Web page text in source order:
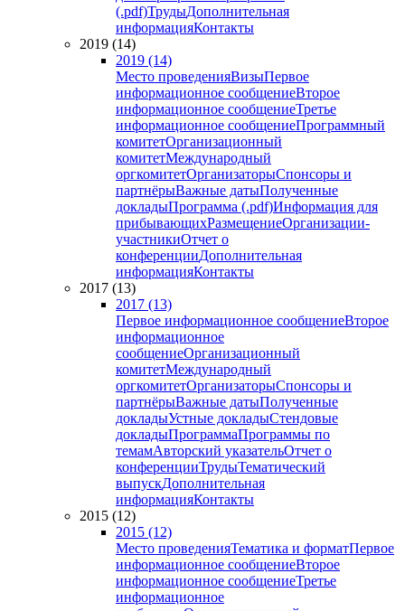
(.pdf)ТрудыДополнительная
информацияКонтакты
2019 (14)
2019 (14)
Место проведенияВизыПервое
информационное сообщениеВторое
информационное сообщениеТретье
информационное сообщениеПрограммный
комитетОрганизационный
комитетМеждународный
оргкомитетОрганизаторыСпонсоры и
партнёрыВажные датыПолученные
докладыПрограмма (.pdf)Информация для
прибывающихРазмещениеОрганизации-
участникиОтчет о
конференцииДополнительная
информацияКонтакты
2017 (13)
2017 (13)
Первое информационное сообщениеВторое
информационное
сообщениеОрганизационный
комитетМеждународный
оргкомитетОрганизаторыСпонсоры и
партнёрыВажные датыПолученные
докладыУстные докладыСтендовые
докладыПрограммаПрограммы по
темамАвторский указательОтчет о
конференцииТрудыТематический
выпускДополнительная
информацияКонтакты
2015 (12)
2015 (12)
Место проведенияТематика и форматПервое
информационное сообщениеВторое
информационное сообщениеТретье
информационное